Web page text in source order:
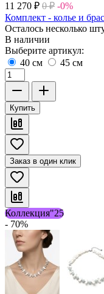
11 270 ₽ 0 ₽ -0%
Комплект - колье и
Осталось несколько
В наличии
Выберите артикул:
40 см
45 см
Купить
Заказ в один клик
Коллекция"25
- 70%